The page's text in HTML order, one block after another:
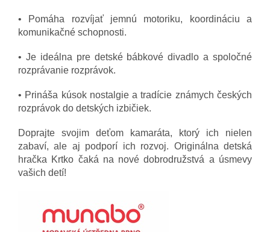
• Pomáha rozvíjať jemnú motoriku, koordináciu a
komunikačné schopnosti.
• Je ideálna pre detské bábkové divadlo a spoločné
rozprávanie rozprávok.
• Prináša kúsok nostalgie a tradície známych českých
rozprávok do detských izbičiek.
Doprajte svojim deťom kamaráta, ktorý ich nielen
zabaví, ale aj podporí ich rozvoj. Originálna detská
hračka Krtko čaká na nové dobrodružstvá a úsmevy
vašich detí!